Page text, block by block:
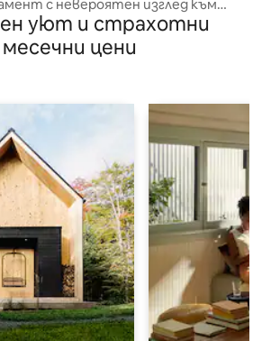
с невероятен изглед към
уют и страхотни
месечни цени